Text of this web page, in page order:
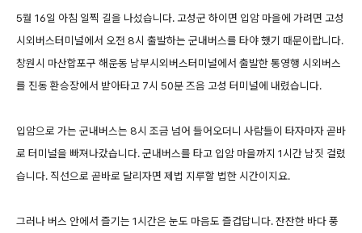
5월 16일 아침 일찍 길을 나섰습니다. 고성군 하이면 입암 마을에 가려면 고성
시외버스터미널에서 오전 8시 출발하는 군내버스를 타야 했기 때문이랍니다.
창원시 마산합포구 해운동 남부시외버스터미널에서 출발한 통영행 시외버스
를 진동 환승장에서 받아타고 7시 50분 즈음 고성 터미널에 내렸습니다.
입암으로 가는 군내버스는 8시 조금 넘어 들어오더니 사람들이 타자마자 곧바
로 터미널을 빠져나갔습니다. 군내버스를 타고 입암 마을까지 1시간 남짓 걸렸
습니다. 직선으로 곧바로 달리자면 제법 지루할 법한 시간이지요.
그러나 버스 안에서 즐기는 1시간은 눈도 마음도 즐겁답니다. 잔잔한 바다 풍